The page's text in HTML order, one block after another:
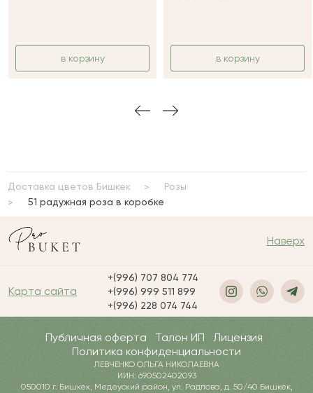
в корзину в корзину
Доставка цветов Бишкек
Розы
51 радужная роза в коробке
Наверх
Карта сайта
+(996) 707 804 774
+(996) 999 511 899
+(996) 228 074 744
Публичная оферта Талон ИП
Лицензия
Политика конфиденциальности
ЛЕВЧЕНКО ОЛЬГА НИКОЛАЕВНА
ИИН: 690502402093
050010 г. Бишкек, Медеуский район, ул. Радлова, д. 50/40 Бишкек,